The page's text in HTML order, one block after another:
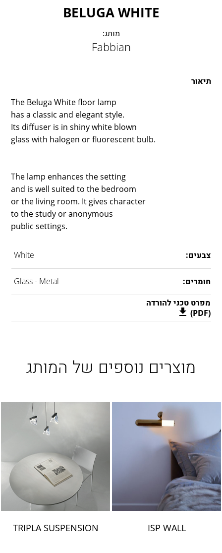
ROGER PRADIER
PORSCHE
CATELLANI & SMITH
BELUGA WHITE
מותג:
Fabbian
תיאור
The Beluga White floor lamp
has a classic and elegant style.
Its diffuser is in shiny white blown
glass with halogen or fluorescent bulb.
The lamp enhances the setting
and is well suited to the bedroom
or the living room. It gives character
to the study or anonymous
public settings.
צבעים: White
חומרים:
Glass - Metal
מפרט טכני להורדה
(PDF)
מוצרים נוספים של המותג
ISP WALL
TRIPLA SUSPENSION